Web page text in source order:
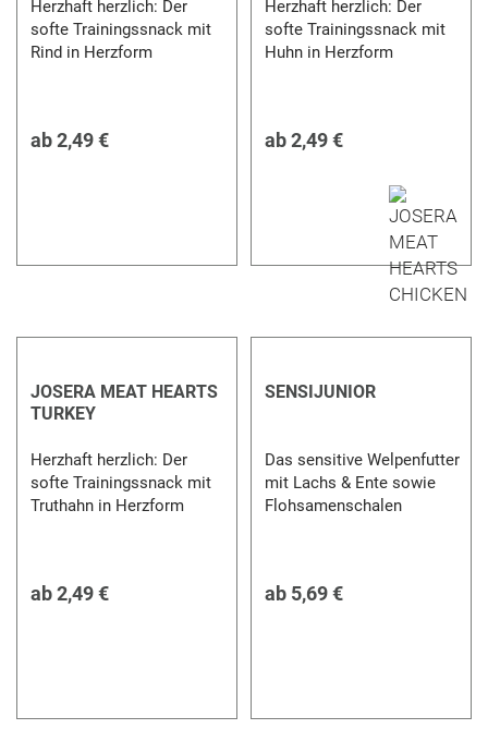
Herzhaft herzlich: Der
softe Trainingssnack mit
Rind in Herzform
ab2,49 €
Herzhaft herzlich: Der
softe Trainingssnack mit
Huhn in Herzform
ab2,49 €
JOSERA MEAT HEARTS
TURKEY
Herzhaft herzlich: Der
softe Trainingssnack mit
Truthahn in Herzform
ab2,49 €
SENSIJUNIOR
Das sensitive Welpenfutter
mit Lachs & Ente sowie
Flohsamenschalen
ab 5,69 €